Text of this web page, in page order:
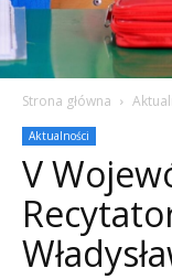
Strona główna
Aktualności
V